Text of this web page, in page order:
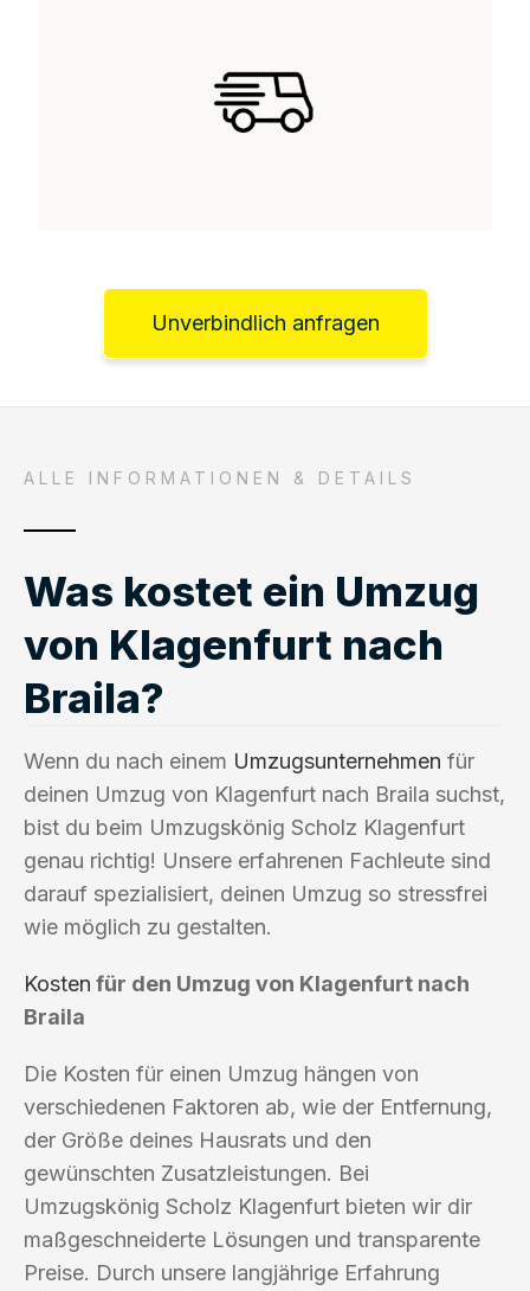
Unverbindlich anfragen
ALLE INFORMATIONEN & DETAILS
Was kostet ein Umzug
von Klagenfurt nach
Braila?
Wenn du nach einem Umzugsunternehmen für
deinen Umzug von Klagenfurt nach Braila suchst,
bist du beim Umzugskönig Scholz Klagenfurt
genau richtig! Unsere erfahrenen Fachleute sind
darauf spezialisiert, deinen Umzug so stressfrei
wie möglich zu gestalten.
Kosten für den Umzug von Klagenfurt nach
Braila
Die Kosten für einen Umzug hängen von
verschiedenen Faktoren ab, wie der Entfernung,
der Größe deines Hausrats und den
gewünschten Zusatzleistungen. Bei
Umzugskönig Scholz Klagenfurt bieten wir dir
maßgeschneiderte Lösungen und transparente
Preise. Durch unsere langjährige Erfahrung